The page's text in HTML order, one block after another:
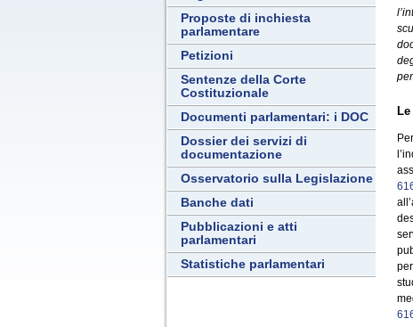
Proposte di inchiesta
parlamentare
Petizioni
Sentenze della Corte
Costituzionale
Documenti parlamentari: i DOC
Dossier dei servizi di
documentazione
Osservatorio sulla Legislazione
Banche dati
Pubblicazioni e atti
parlamentari
Statistiche parlamentari